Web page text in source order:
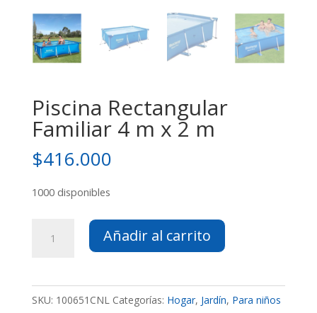
Piscina Rectangular
Familiar 4 m x 2 m
$416.000
1000 disponibles
Rectangular
4
m
Añadir al carrito
SKU: 100651CNL Categorías: Hogar, Jardín, Para niños